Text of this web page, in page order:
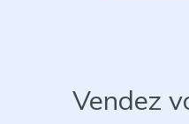
Vendez